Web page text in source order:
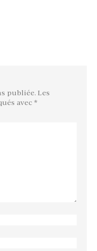
publiée. Les
avec *